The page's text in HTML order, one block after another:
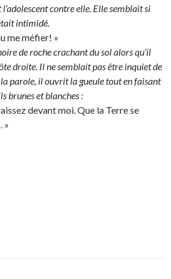
contre elle. Elle semblait si
intimidé.
me méfier! »
de roche crachant du sol alors qu’il
droite. Il ne semblait pas être inquiet de
la parole, il ouvrit la gueule tout en faisant
brunes et blanches :
devant moi. Que la Terre se
»